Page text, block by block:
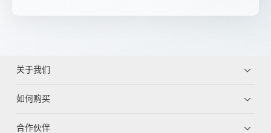
关于我们
如何购买
合作伙伴